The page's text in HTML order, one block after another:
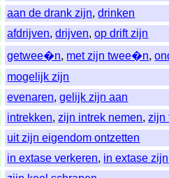
aan de drank zijn,drinken
afdrijven,drijven,op drift zijn
getwee�n, met zijn twee�n,
mogelijk zijn
evenaren,gelijk zijn aan
intrekken,zijn intrek nemen,zijn
uit zijn eigendom ontzetten
in extase verkeren, in extase zijn